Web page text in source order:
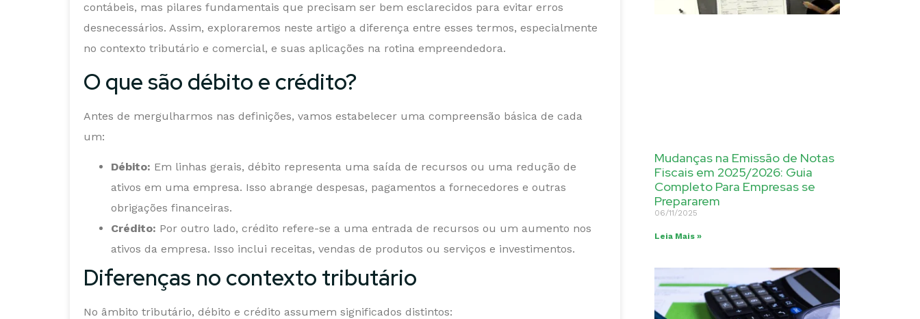
contábeis, mas pilares fundamentais que precisam ser bem esclarecidos para evitar erros
desnecessários. Assim, exploraremos neste artigo a diferença entre esses termos, especialmente
no contexto tributário e comercial, e suas aplicações na rotina empreendedora.
O que são débito e crédito?
Antes de mergulharmos nas definições, vamos estabelecer uma compreensão básica de cada
um:
Débito: Em linhas gerais, débito representa uma saída de recursos ou uma redução de
ativos em uma empresa. Isso abrange despesas, pagamentos a fornecedores e outras
obrigações financeiras.
Crédito: Por outro lado, crédito refere-se a uma entrada de recursos ou um aumento nos
ativos da empresa. Isso inclui receitas, vendas de produtos ou serviços e investimentos.
Diferenças no contexto tributário
No âmbito tributário, débito e crédito assumem significados distintos:
Mudanças na Emissão de Notas
Fiscais em 2025/2026: Guia
Completo Para Empresas se
Prepararem
06/11/2025
Leia Mais »